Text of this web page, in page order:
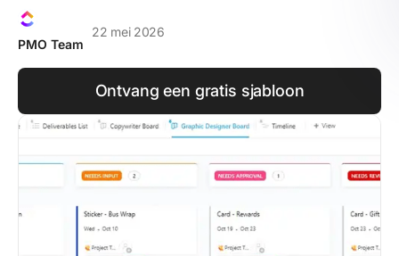
PMO Team
22 mei 2026
Ontvang een gratis sjabloon